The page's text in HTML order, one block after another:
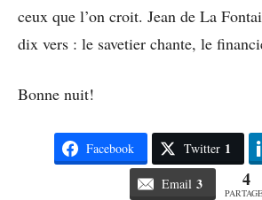
ceux que l’on croit. Jean de La
dix vers : le savetier chante, le
Bonne nuit!
Facebook Twitter 1
Email 3 4